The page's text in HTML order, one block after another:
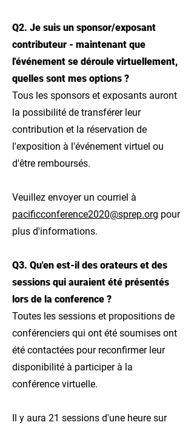
Q2. Je suis un sponsor/exposant
contributeur - maintenant que
l'événement se déroule virtuellement,
quelles sont mes options ?
Tous les sponsors et exposants auront
la possibilité de transférer leur
contribution et la réservation de
l'exposition à l'événement virtuel ou
d'être remboursés.
Veuillez envoyer un courriel à
pacificconference2020@sprep.org pour
plus d'informations.
Q3. Qu'en est-il des orateurs et des
sessions qui auraient été présentés
lors de la conference ?
Toutes les sessions et propositions de
conférenciers qui ont été soumises ont
été contactées pour reconfirmer leur
disponibilité à participer à la
conférence virtuelle.
Il y aura 21 sessions d'une heure sur